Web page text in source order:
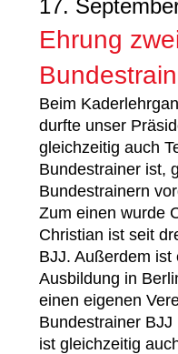
17.
Ehrung
Beim
durfte unser
gleichzeitig auch
Bundestrainer ist,
Bundestrainern
Zum einen wurde
Christian ist seit
BJJ. Außerdem ist
Ausbildung in
einen eigenen
Bundestrainer
ist gleichzeitig